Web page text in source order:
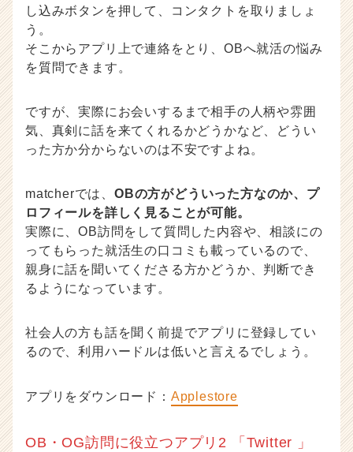
し込みボタンを押して、コンタクトを取りましょ
う。
そこからアプリ上で連絡をとり、OBへ就活の悩み
を質問できます。
ですが、実際にお会いするまで相手の人柄や雰囲
気、真剣に話を来てくれるかどうかなど、どうい
った方か分からないのは不安ですよね。
matcherでは、 OBの方がどういった方なのか、プ
ロフィールを詳しく見ることが可能。
実際に、OB訪問をして質問した内容や、相談にの
ってもらった就活生の口コミも載っているので、
親身に話を聞いてくださる方かどうか、判断でき
るようになっています。
社会人の方も話を聞く前提でアプリに登録してい
るので、利用ハードルは低いと言えるでしょう。
アプリをダウンロード： Applestore
OB・OG訪問に役立つアプリ2 「Twitter 」